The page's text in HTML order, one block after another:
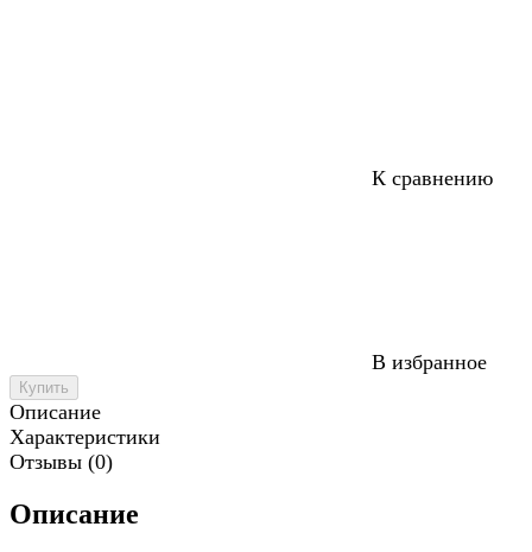
К сравнению
В избранное
Купить
Описание
Характеристики
Отзывы (0)
Описание